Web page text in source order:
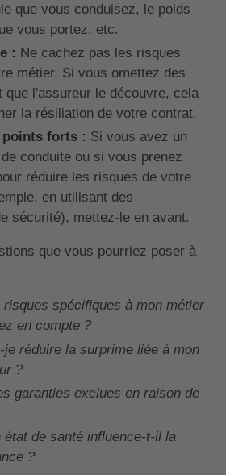
que vous conduisez, le poids
vous portez, etc.
: Ne cachez pas les risques
métier. Si vous omettez des
que l'assureur le découvre, cela
la résiliation de votre contrat.
points forts : Si vous avez un
conduite ou si vous prenez
réduire les risques de votre
en utilisant des
sécurité), mettez-le en avant.
que vous pourriez poser à
spécifiques à mon métier
en compte ?
je réduire la surprime liée à mon
?
garanties exclues en raison de
état de santé influence-t-il la
?